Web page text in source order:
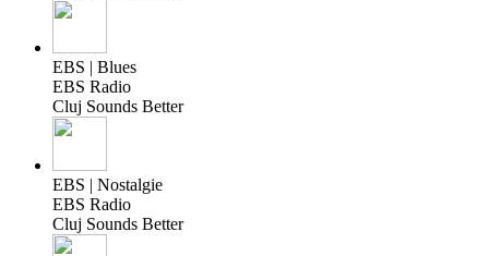
EBS | Blues
EBS Radio
Cluj Sounds Better
EBS | Nostalgie
EBS Radio
Cluj Sounds Better